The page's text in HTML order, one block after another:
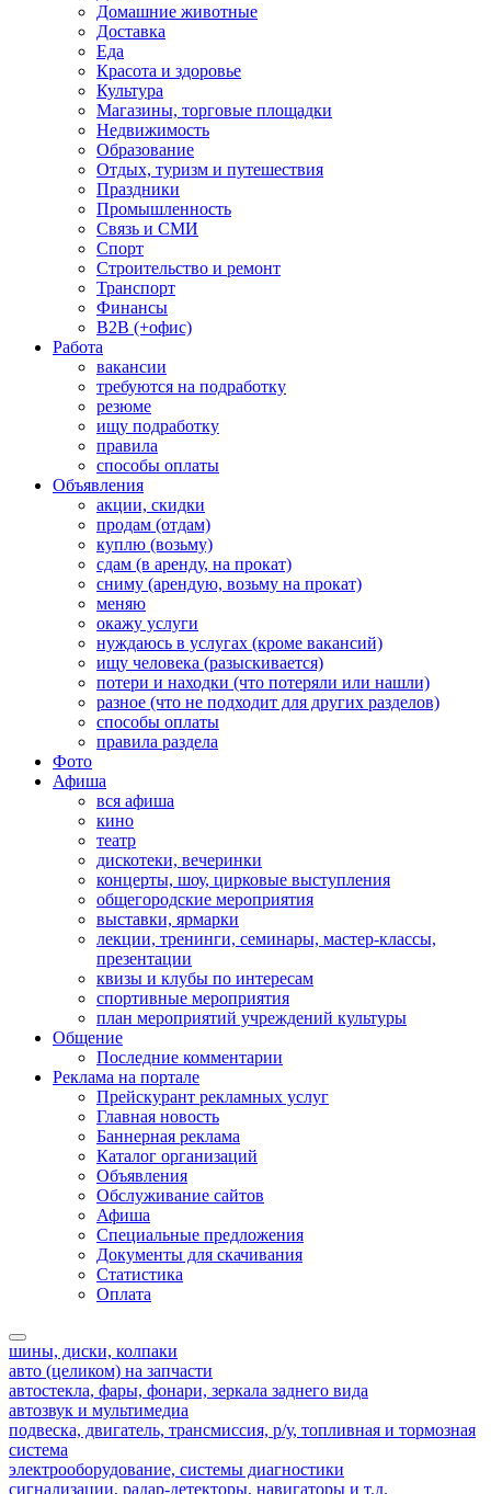
Домашние животные
Доставка
Еда
Красота и здоровье
Культура
Магазины, торговые площадки
Недвижимость
Образование
Отдых, туризм и путешествия
Праздники
Промышленность
Связь и СМИ
Спорт
Строительство и ремонт
Транспорт
Финансы
B2B (+офис)
Работа
вакансии
требуются на подработку
резюме
ищу подработку
правила
способы оплаты
Объявления
акции, скидки
продам (отдам)
куплю (возьму)
сдам (в аренду, на прокат)
сниму (арендую, возьму на прокат)
меняю
окажу услуги
нуждаюсь в услугах (кроме вакансий)
ищу человека (разыскивается)
потери и находки (что потеряли или нашли)
разное (что не подходит для других разделов)
способы оплаты
правила раздела
Фото
Афиша
вся афиша
кино
театр
дискотеки, вечеринки
концерты, шоу, цирковые выступления
общегородские мероприятия
выставки, ярмарки
лекции, тренинги, семинары, мастер-классы,
презентации
квизы и клубы по интересам
спортивные мероприятия
план мероприятий учреждений культуры
Общение
Последние комментарии
Реклама на портале
Прейскурант рекламных услуг
Главная новость
Баннерная реклама
Каталог организаций
Объявления
Обслуживание сайтов
Афиша
Специальные предложения
Документы для скачивания
Статистика
Оплата
шины, диски, колпаки
авто (целиком) на запчасти
автостекла, фары, фонари, зеркала заднего вида
автозвук и мультимедиа
подвеска, двигатель, трансмиссия, р/у, топливная и тормозная
система
электрооборудование, системы диагностики
сигнализации, радар-детекторы, навигаторы и т.д.